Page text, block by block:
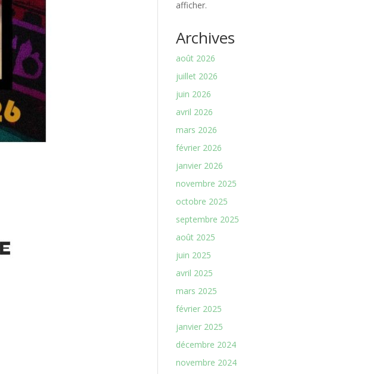
afficher.
Archives
août 2026
juillet 2026
juin 2026
avril 2026
mars 2026
février 2026
janvier 2026
novembre 2025
octobre 2025
septembre 2025
août 2025
juin 2025
avril 2025
mars 2025
février 2025
janvier 2025
décembre 2024
novembre 2024